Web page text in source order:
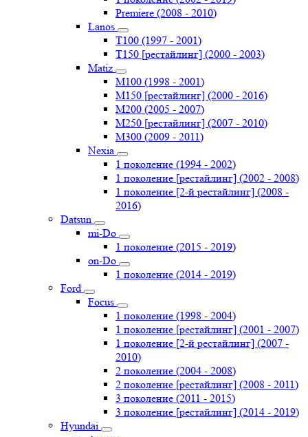
Premiere (2008 - 2010)
Lanos
T100 (1997 - 2001)
T150 [рестайлинг] (2000 - 2003)
Matiz
M100 (1998 - 2001)
M150 [рестайлинг] (2000 - 2016)
M200 (2005 - 2007)
M250 [рестайлинг] (2007 - 2010)
M300 (2009 - 2011)
Nexia
1 поколение (1994 - 2002)
1 поколение [рестайлинг] (2002 - 2008)
1 поколение [2-й рестайлинг] (2008 -
2016)
Datsun
mi-Do
1 поколение (2015 - 2019)
on-Do
1 поколение (2014 - 2019)
Ford
Focus
1 поколение (1998 - 2004)
1 поколение [рестайлинг] (2001 - 2007)
1 поколение [2-й рестайлинг] (2007 -
2010)
2 поколение (2004 - 2008)
2 поколение [рестайлинг] (2008 - 2011)
3 поколение (2011 - 2015)
3 поколение [рестайлинг] (2014 - 2019)
Hyundai